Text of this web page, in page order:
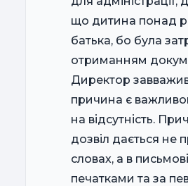
що дитина понад
батька, бо була
отриманням
Директор
причина є
на відсутність.
дозвіл дається не
словах, а в
печатками та за